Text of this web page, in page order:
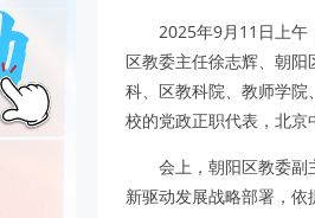
2025年9月11日上午
区教委主任徐志辉、朝
科、区教科院、教师学
校的党政正职代表，北京
会上，朝阳区教委副
新驱动发展战略部署，依